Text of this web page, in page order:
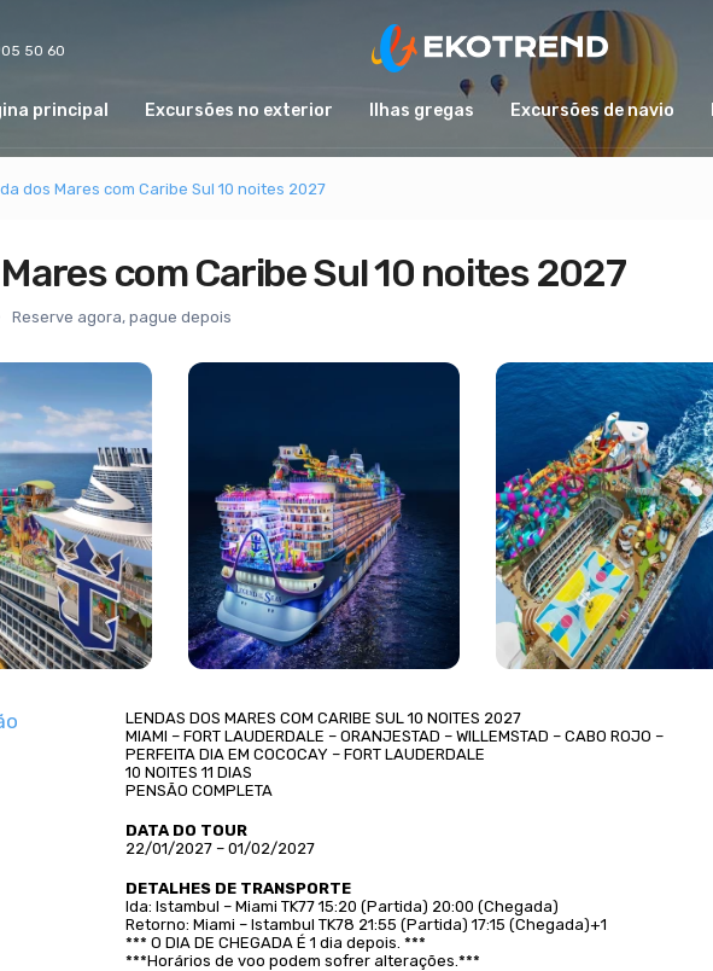
50 60
principal Excursões no exterior Ilhas gregas Excursões de navio
dos Mares com Caribe Sul 10 noites 2027
com Caribe Sul 10 noites 2027
Reserve agora, pague depois
LENDAS DOS MARES COM CARIBE SUL 10 NOITES 2027
MIAMI – FORT LAUDERDALE – ORANJESTAD – WILLEMSTAD – CABO ROJO –
PERFEITA DIA EM COCOCAY – FORT LAUDERDALE
10 NOITES 11 DIAS
PENSÃO COMPLETA
DATA DO TOUR
22/01/2027 – 01/02/2027
DETALHES DE TRANSPORTE
Ida: Istambul – Miami TK77 15:20 (Partida) 20:00 (Chegada)
Retorno: Miami – Istambul TK78 21:55 (Partida) 17:15 (Chegada)+1
*** O DIA DE CHEGADA É 1 dia depois. ***
***Horários de voo podem sofrer alterações.***